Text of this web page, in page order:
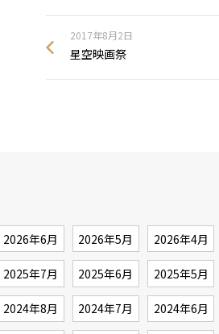
2017年8月2日
星空映画祭
2026年6月 2026年5月 2026年4月
2025年7月 2025年6月 2025年5月
2024年8月 2024年7月 2024年6月